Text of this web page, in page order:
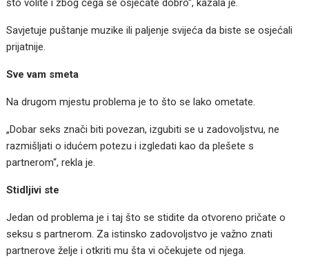
što volite i zbog čega se osjećate dobro“, kazala je.
Savjetuje puštanje muzike ili paljenje svijeća da biste se osjećali
prijatnije.
Sve vam smeta
Na drugom mjestu problema je to što se lako ometate.
„Dobar seks znači biti povezan, izgubiti se u zadovoljstvu, ne
razmišljati o idućem potezu i izgledati kao da plešete s
partnerom“, rekla je.
Stidljivi ste
Jedan od problema je i taj što se stidite da otvoreno pričate o
seksu s partnerom. Za istinsko zadovoljstvo je važno znati
partnerove želje i otkriti mu šta vi očekujete od njega.